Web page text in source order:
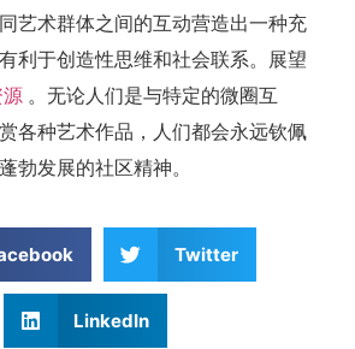
艺术群体之间的互动营造出一种充
利于创造性思维和社会联系。展望
。无论人们是与特定的微圈互
各种艺术作品，人们都会永远钦佩
勃发展的社区精神。
Twitter
LinkedIn